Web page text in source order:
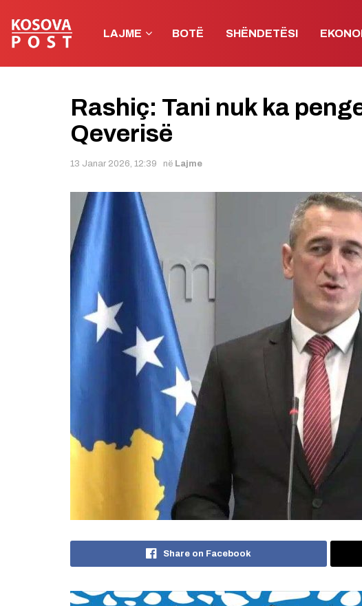
LAJME BOTË SHËNDETËSI
Rashiç: Tani nuk ka
Qeverisë
13 Janar 2026, 12:39 në Lajme
Share on Facebook